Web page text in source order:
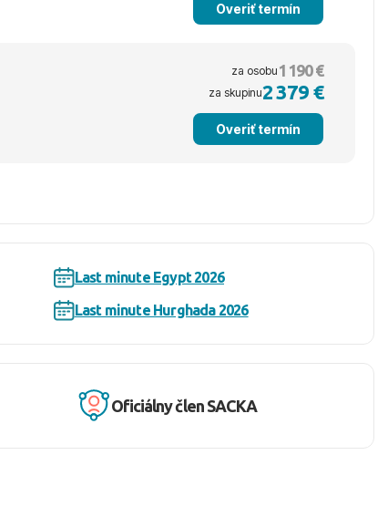
Overiť termín
za osobu 1 190 €
za skupinu2 379 €
Overiť termín
Last minute Egypt 2026
Last minute Hurghada 2026
Oficiálny člen SACKA